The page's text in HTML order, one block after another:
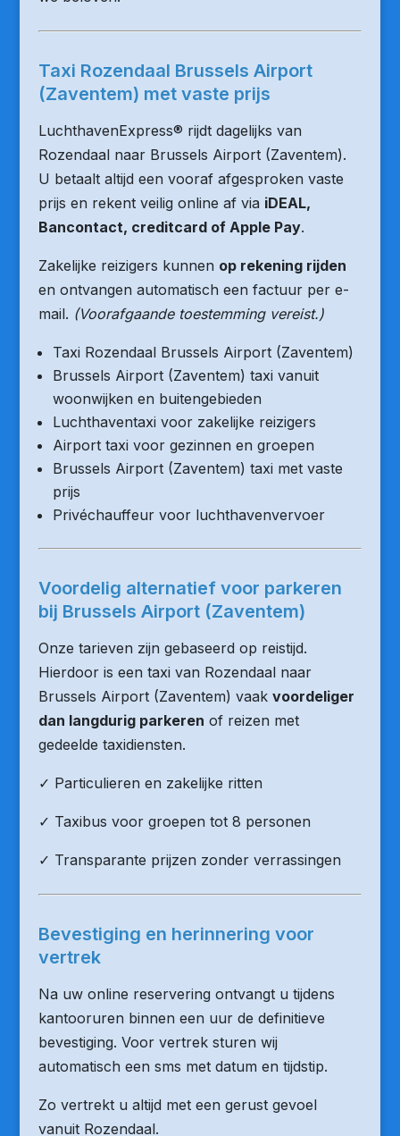
Taxi Rozendaal Brussels Airport
(Zaventem) met vaste prijs
LuchthavenExpress® rijdt dagelijks van
Rozendaal naar Brussels Airport (Zaventem).
U betaalt altijd een vooraf afgesproken vaste
prijs en rekent veilig online af via iDEAL,
Bancontact, creditcard of Apple Pay.
Zakelijke reizigers kunnen op rekening rijden
en ontvangen automatisch een factuur per e-
mail. (Voorafgaande toestemming vereist.)
Taxi Rozendaal Brussels Airport (Zaventem)
Brussels Airport (Zaventem) taxi vanuit
woonwijken en buitengebieden
Luchthaventaxi voor zakelijke reizigers
Airport taxi voor gezinnen en groepen
Brussels Airport (Zaventem) taxi met vaste
prijs
Privéchauffeur voor luchthavenvervoer
Voordelig alternatief voor parkeren
bij Brussels Airport (Zaventem)
Onze tarieven zijn gebaseerd op reistijd.
Hierdoor is een taxi van Rozendaal naar
Brussels Airport (Zaventem) vaak voordeliger
dan langdurig parkeren of reizen met
gedeelde taxidiensten.
✓ Particulieren en zakelijke ritten
✓ Taxibus voor groepen tot 8 personen
✓ Transparante prijzen zonder verrassingen
Bevestiging en herinnering voor
vertrek
Na uw online reservering ontvangt u tijdens
kantooruren binnen een uur de definitieve
bevestiging. Voor vertrek sturen wij
automatisch een sms met datum en tijdstip.
Zo vertrekt u altijd met een gerust gevoel
vanuit Rozendaal.